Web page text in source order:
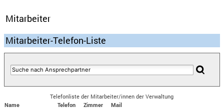
Mitarbeiter
Mitarbeiter-Telefon-Liste
Telefonliste der Mitarbeiter/innen der Verwaltung
Name
Telefon Zimmer
Mail